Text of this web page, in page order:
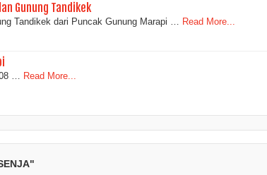
Gunung Tandikek
Tandikek dari Puncak Gunung Marapi … Read More...
… Read More...